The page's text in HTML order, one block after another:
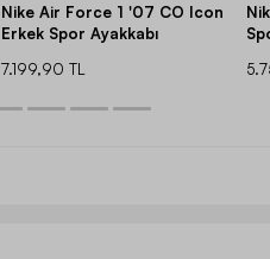
Nike Air Force 1 '07 CO Icon
Erkek Spor Ayakkabı
7.199,90 TL